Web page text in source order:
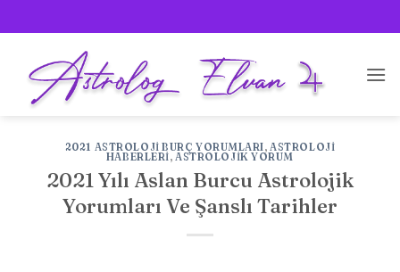
atla
2021 ASTROLOJI BURÇ YORUMLARI,ASTROLOJI
HABERLERI,ASTROLOJIK YORUM
2021 Yılı Aslan Burcu Astrolojik
Yorumları Ve Şanslı Tarihler